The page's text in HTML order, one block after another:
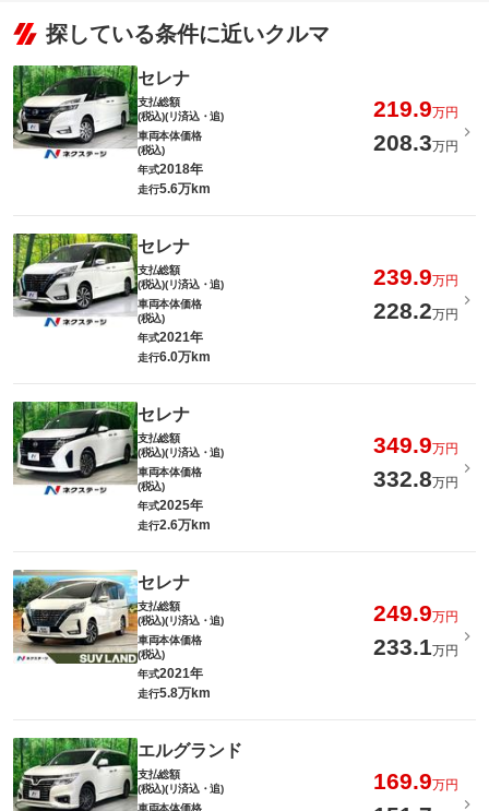
探している条件に近いクルマ
セレナ
支払総額
(税込)(リ済込・追)
219.9万円
車両本体価格
(税込)
208.3万円
年式2018年
走行5.6万km
セレナ
支払総額
(税込)(リ済込・追)
239.9万円
車両本体価格
(税込)
228.2万円
年式2021年
走行6.0万km
セレナ
支払総額
(税込)(リ済込・追)
349.9万円
車両本体価格
(税込)
332.8万円
年式2025年
走行2.6万km
セレナ
支払総額
(税込)(リ済込・追)
249.9万円
車両本体価格
(税込)
233.1万円
年式2021年
走行5.8万km
エルグランド
支払総額
(税込)(リ済込・追)
169.9万円
車両本体価格